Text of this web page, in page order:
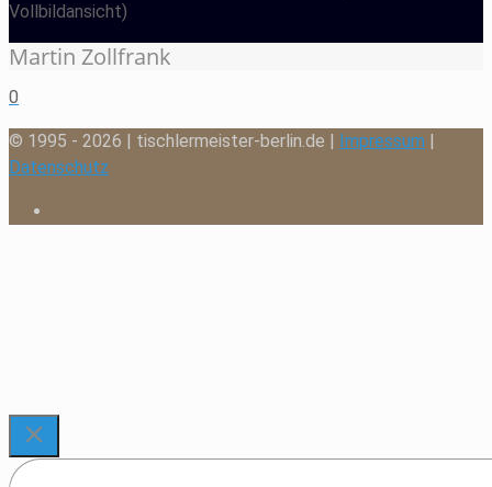
Vollbildansicht)
Martin Zollfrank
0
© 1995 - 2026 | tischlermeister-berlin.de | Impressum
Datenschutz